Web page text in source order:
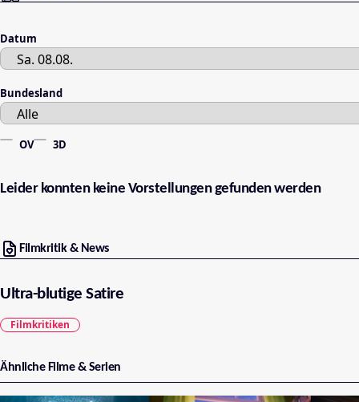
Datum
Bundesland
OV 3D
Leider konnten keine Vorstellungen gefunden werden
Filmkritik & News
Ultra-blutige Satire
Filmkritiken
Ähnliche Filme & Serien